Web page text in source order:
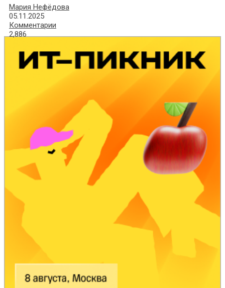
Мария Нефёдова
05.11.2025
Комментарии
2,886